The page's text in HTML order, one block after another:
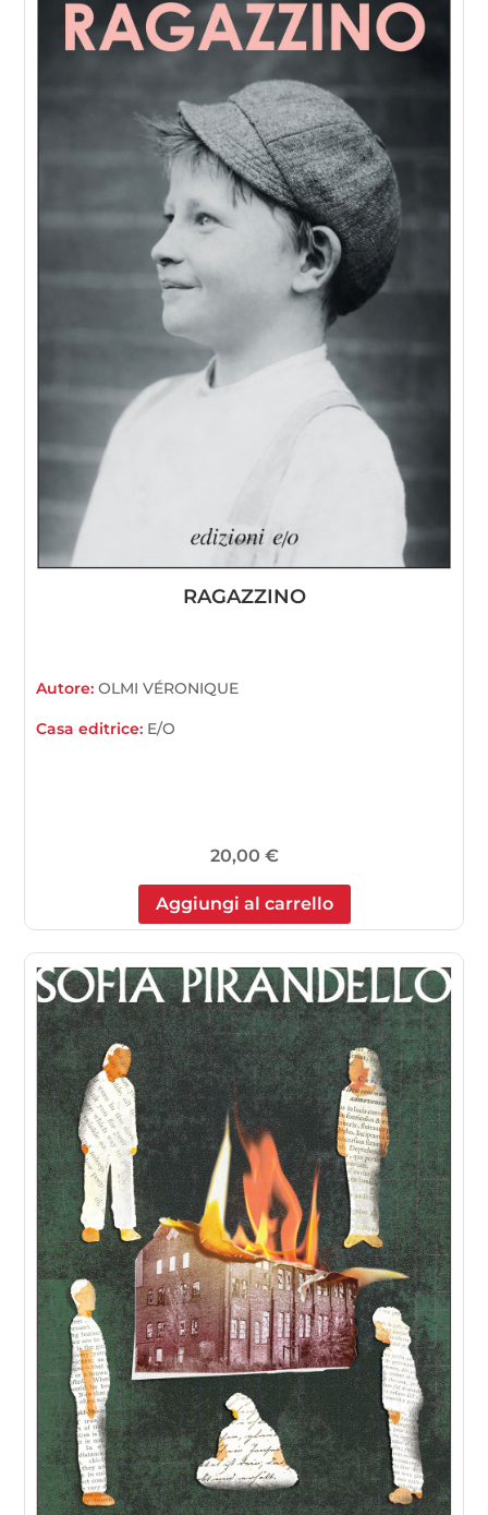
RAGAZZINO
Autore:OLMI VÉRONIQUE
Casa editrice: E/O
20,00 €
Aggiungi al carrello